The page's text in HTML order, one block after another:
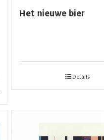
Het nieuwe bier
Details